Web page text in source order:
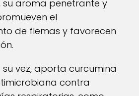
su aroma penetrante y
el
de flemas y favorecen
vez, aporta curcumina
contra